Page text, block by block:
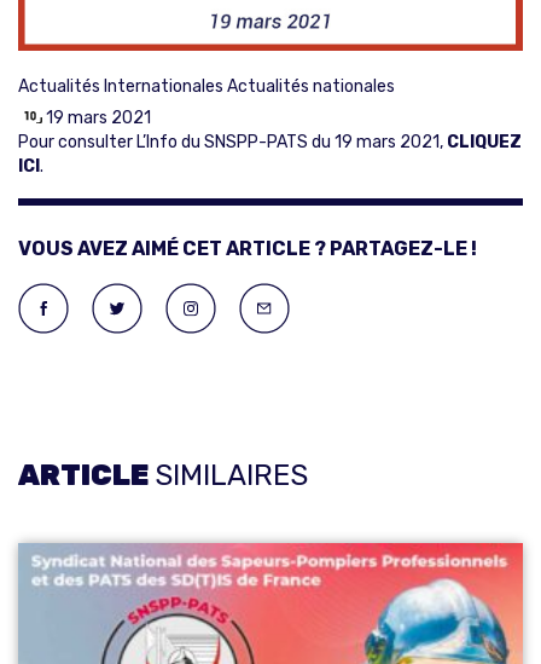
Actualités Internationales Actualités nationales
19 mars 2021
Pour consulter L’Info du SNSPP-PATS du 19 mars 2021, CLIQUEZ
IC .
VOUS AVEZ AIMÉ CET ARTICLE ? PARTAGEZ-LE !
ARTICLE SIMILAIRES